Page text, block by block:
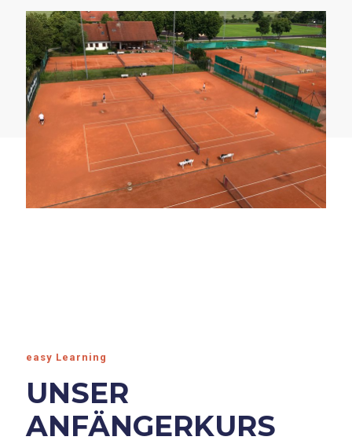
easy Learning
UNSER
ANFÄNGERKURS